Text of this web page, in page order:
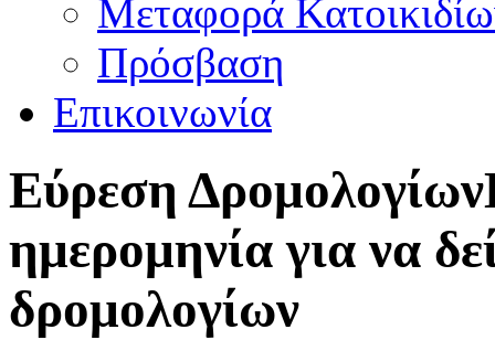
Μεταφορά
Πρόσβαση
Επικοινωνία
Εύρεση Δρομολογίων
ημερομηνία για να
δρομολογίων